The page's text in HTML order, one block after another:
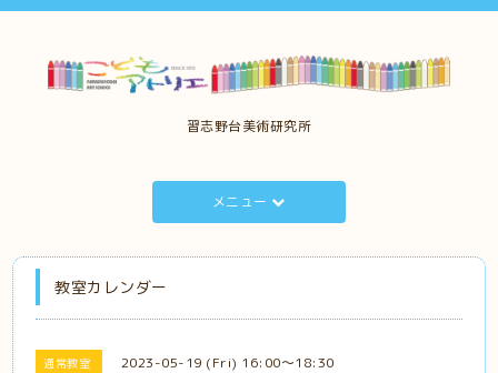
習志野台美術研究所
メニュー
教室カレンダー
通常教室 2023-05-19 (Fri) 16:00～18:30